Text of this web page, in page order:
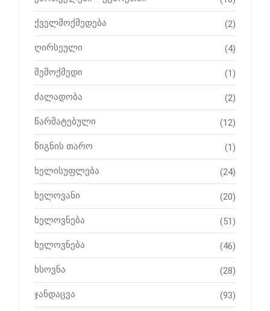
ქველმოქმედება (2)
ღირსეული (4)
შემოქმედი (1)
ძალადობა (2)
წარმატებული (12)
წიგნის თარო (1)
ხელისუფლება (24)
ხელოვანი (20)
ხელოვნება (51)
ხელოვნება (46)
ხსოვნა (28)
ჯანდაცვა (93)